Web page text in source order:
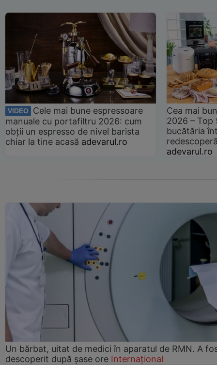
VIDEO
Cele mai bune espressoare
manuale cu portafiltru 2026: cum
obții un espresso de nivel barista
chiar la tine acasă adevarul.ro
Cea mai
2026 –
bucătăria
adevarul.ro
Un bărbat, uitat de medici în aparatul de RMN. A
descoperit după șase ore Internațional